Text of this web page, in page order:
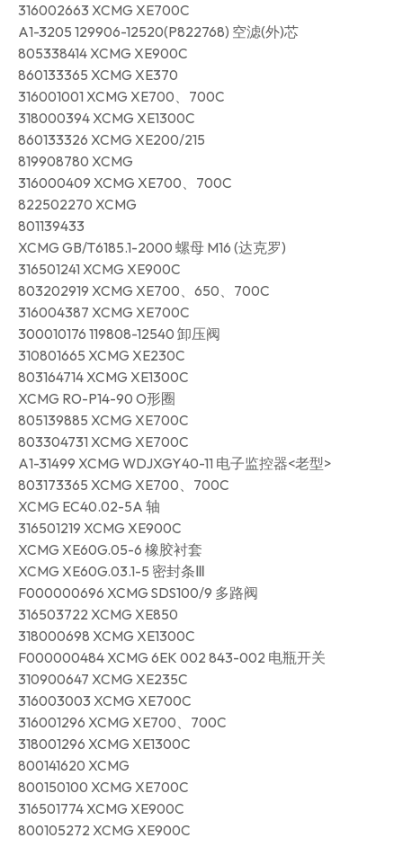
316002663 XCMG XE700C
A1-3205 129906-12520(P822768) 空滤(外)芯
805338414 XCMG XE900C
860133365 XCMG XE370
316001001 XCMG XE700、700C
318000394 XCMG XE1300C
860133326 XCMG XE200/215
819908780 XCMG
316000409 XCMG XE700、700C
822502270 XCMG
801139433
XCMG GB/T6185.1-2000 螺母 M16 (达克罗)
316501241 XCMG XE900C
803202919 XCMG XE700、650、700C
316004387 XCMG XE700C
300010176 119808-12540 卸压阀
310801665 XCMG XE230C
803164714 XCMG XE1300C
XCMG RO-P14-90 O形圈
805139885 XCMG XE700C
803304731 XCMG XE700C
A1-31499 XCMG WDJXGY40-11 电子监控器<老型>
803173365 XCMG XE700、700C
XCMG EC40.02-5A 轴
316501219 XCMG XE900C
XCMG XE60G.05-6 橡胶衬套
XCMG XE60G.03.1-5 密封条Ⅲ
F000000696 XCMG SDS100/9 多路阀
316503722 XCMG XE850
318000698 XCMG XE1300C
F000000484 XCMG 6EK 002 843-002 电瓶开关
310900647 XCMG XE235C
316003003 XCMG XE700C
316001296 XCMG XE700、700C
318001296 XCMG XE1300C
800141620 XCMG
800150100 XCMG XE700C
316501774 XCMG XE900C
800105272 XCMG XE900C